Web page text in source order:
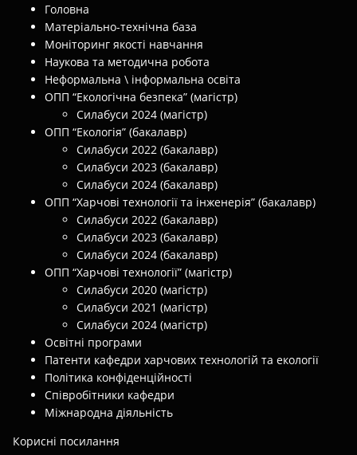
Головна
Матеріально-технічна база
Моніторинг якості навчання
Наукова та методична робота
Неформальна \ інформальна освіта
ОПП “Екологічна безпека” (магістр)
Силабуси 2024 (магістр)
ОПП “Екологія” (бакалавр)
Силабуси 2022 (бакалавр)
Силабуси 2023 (бакалавр)
Силабуси 2024 (бакалавр)
ОПП “Харчові технології та інженерія” (бакалавр)
Силабуси 2022 (бакалавр)
Силабуси 2023 (бакалавр)
Силабуси 2024 (бакалавр)
ОПП “Харчові технології” (магістр)
Силабуси 2020 (магістр)
Силабуси 2021 (магістр)
Силабуси 2024 (магістр)
Освітні програми
Патенти кафедри харчових технологій та екології
Політика конфіденційності
Співробітники кафедри
Міжнародна діяльність
Корисні посилання